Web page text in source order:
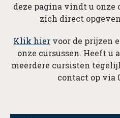
deze pagina vindt u onze
zich direct
Klik hier voor de prijzen
onze cursussen. Heeft u
meerdere cursisten
contact op via